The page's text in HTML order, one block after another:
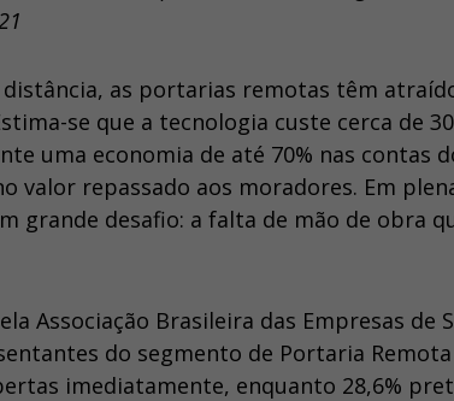
as portarias remotas têm
se que a tecnologia custe cerca de
uma economia de até 70% nas contas
valor repassado aos moradores. Em
grande desafio: a falta de mão de obra
Associação Brasileira das Empresas de
do segmento de Portaria
imediatamente, enquanto 28,6%